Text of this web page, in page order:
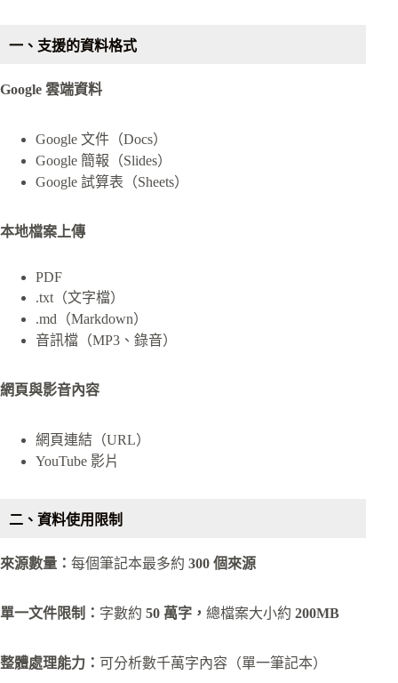
一、支援的資料格式
Google 雲端資料
Google 文件（Docs）
Google 簡報（Slides）
Google 試算表（Sheets）
本地檔案上傳
PDF
.txt（文字檔）
.md（Markdown）
音訊檔（MP3、錄音）
網頁與影音內容
網頁連結（URL）
YouTube 影片
二、資料使用限制
來源數量： 每個筆記本最多約 300 個來源
單一文件限制： 字數約 50 萬字， 總檔案大小約 200MB
整體處理能力： 可分析數千萬字內容（單一筆記本）